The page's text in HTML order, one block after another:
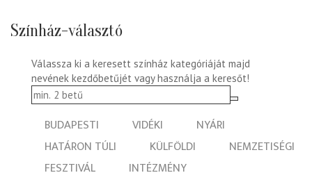
Színház-választó
Válassza ki a keresett színház kategóriáját majd
nevének kezdőbetűjét vagy használja a keresőt!
BUDAPESTI VIDÉKI
NYÁRI
HATÁRON TÚLI
KÜLFÖLDI
NEMZETISÉGI
FESZTIVÁL
INTÉZMÉNY